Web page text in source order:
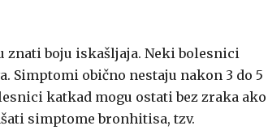
znati boju iskašljaja. Neki bolesnici
Simptomi obično nestaju nakon 3 do 5
katkad mogu ostati bez zraka ako
simptome bronhitisa, tzv.